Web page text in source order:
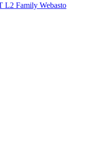
L2 Family Webasto